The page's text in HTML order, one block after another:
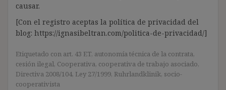
causar.
[Con el registro aceptas la política de privacidad del
blog: https://ignasibeltran.com/politica-de-privacidad/]
Etiquetado con art. 43 ET, autonomía técnica de la contrata,
cesión ilegal, Cooperativa, cooperativa de trabajo asociado,
Directiva 2008/104, Ley 27/1999, Ruhrlandklinik, socio-
cooperativista